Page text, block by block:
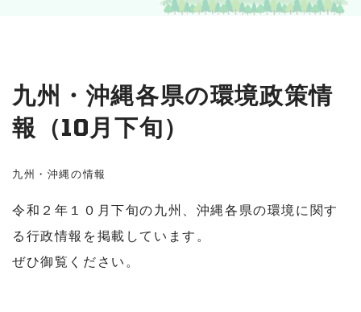
九州・沖縄各県の環境政策情
報（10月下旬）
九州・沖縄の情報
令和２年１０月下旬の九州、沖縄各県の環境に関す
る行政情報を掲載しています。
ぜひ御覧ください。